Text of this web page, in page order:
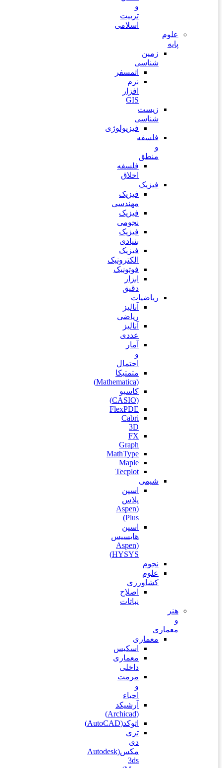
و
تربیت
اسلامی
علوم
پایه
زمین
شناسی
اتمسفر
نرم
افزار
GIS
زیست
شناسی
فیزیولوژی
فلسفه
و
منطق
فلسفه
اخلاق
فیزیک
فیزیک
مهندسی
فیزیک
نجومی
فیزیک
بنیادی
فیزیک
الکترونیک
فوتونیک
ابزار
دقیق
ریاضیات
آنالیز
ریاضی
آنالیز
عددی
آمار
و
احتمال
متمتیکا
(Mathematica)
کاسیو
(CASIO)
FlexPDE
Cabri
3D
FX
Graph
MathType
Maple
Tecplot
شیمی
اسپن
پلاس
(Aspen
Plus)
اسپن
هایسیس
(Aspen
HYSYS)
نجوم
علوم
کشاورزی
اصلاح
نباتات
هنر
و
معماری
معماری
اسکیس
معماری
داخلی
مرمت
و
احیاء
آرشیکد
(Archicad)
اتوکد(AutoCAD)
تری
دی
مکس(Autodesk
3ds